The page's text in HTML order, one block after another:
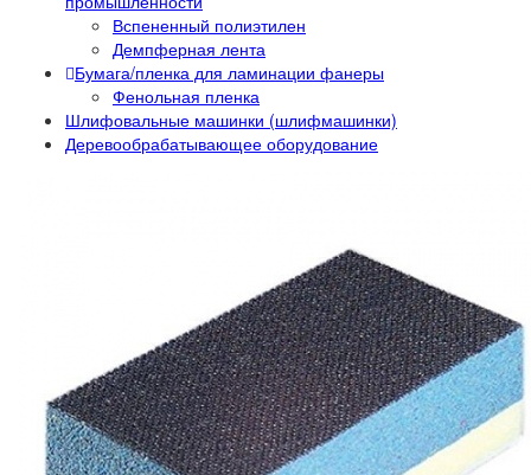
Вспененный полиэтилен
Демпферная лента
Бумага/пленка для ламинации фанеры
Фенольная пленка
Шлифовальные машинки (шлифмашинки)
Деревообрабатывающее оборудование